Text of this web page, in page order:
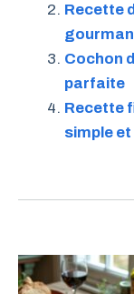
Recette
Cochon
parfaite
Recette
simple